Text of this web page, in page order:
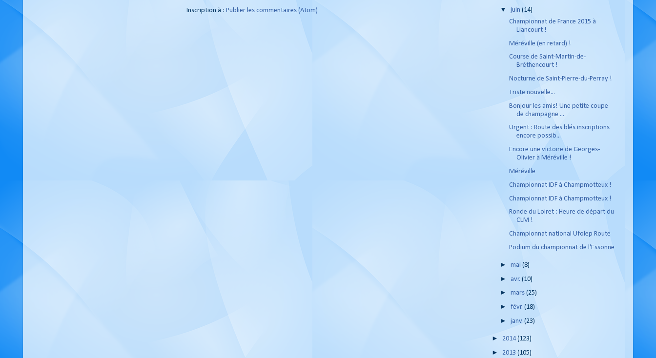
Inscription à : Publier les commentaires (Atom) ▼juin(14)
Championnat de France 2015 à
Liancourt !
Méréville (en retard) !
Course de Saint-Martin-de-
Bréthencourt !
Nocturne de Saint-Pierre-du-Perray !
Triste nouvelle...
Bonjour les amis! Une petite coupe
de champagne ...
Urgent : Route des blés inscriptions
encore possib...
Encore une victoire de Georges-
Olivier à Méréville !
Méréville
Championnat IDF à Champmotteux !
Championnat IDF à Champmotteux !
Ronde du Loiret : Heure de départ du
CLM !
Championnat national Ufolep Route
Podium du championnat de l'Essonne
►mai(8)
► avr.(10)
►mars(25)
►févr.(18)
►janv.(23)
► 2014(123)
► 2013 (105)